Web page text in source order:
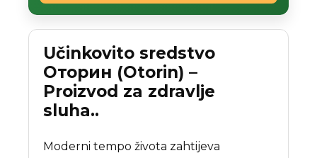
Učinkovito sredstvo
Оторин (Otorin) –
Proizvod za zdravlje
sluha..
Moderni tempo života zahtijeva